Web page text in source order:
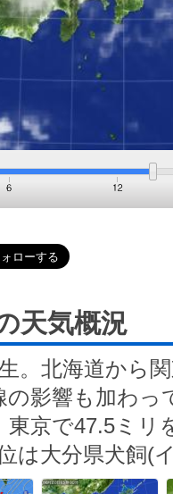
天気概況
。北海道から
影響も加わっ
東京で47.5ミリ
は大分県犬飼(